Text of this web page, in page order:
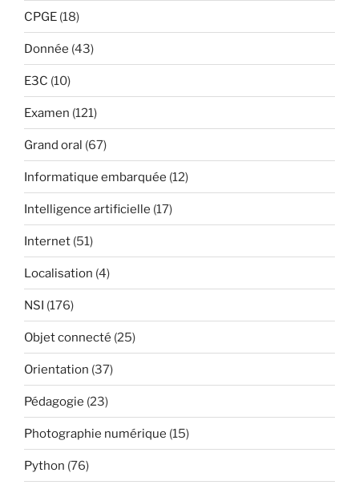
CPGE (18)
Donnée (43)
E3C (10)
Examen (121)
Grand oral (67)
Informatique embarquée (12)
Intelligence artificielle (17)
Internet (51)
Localisation (4)
NSI (176)
Objet connecté (25)
Orientation (37)
Pédagogie (23)
Photographie numérique (15)
Python (76)